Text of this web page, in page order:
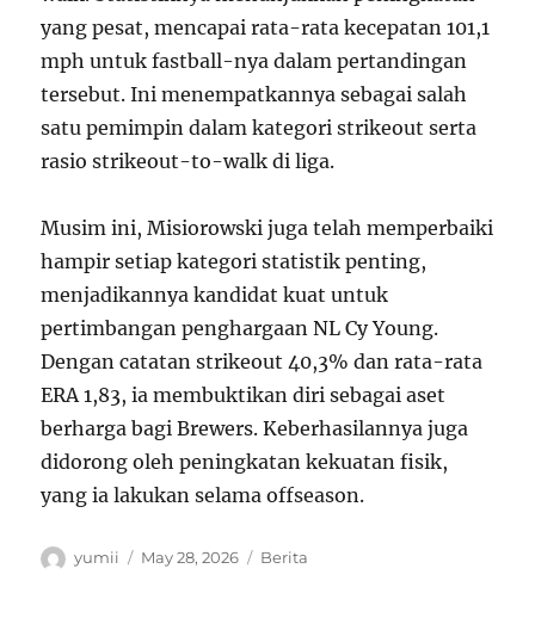
yang pesat, mencapai rata-rata kecepatan 101,1
mph untuk fastball-nya dalam pertandingan
tersebut. Ini menempatkannya sebagai salah
satu pemimpin dalam kategori strikeout serta
rasio strikeout-to-walk di liga.
Musim ini, Misiorowski juga telah memperbaiki
hampir setiap kategori statistik penting,
menjadikannya kandidat kuat untuk
pertimbangan penghargaan NL Cy Young.
Dengan catatan strikeout 40,3% dan rata-rata
ERA 1,83, ia membuktikan diri sebagai aset
berharga bagi Brewers. Keberhasilannya juga
didorong oleh peningkatan kekuatan fisik,
yang ia lakukan selama offseason.
Author
yumii
Posted
May 28, 2026 Categories
Berita